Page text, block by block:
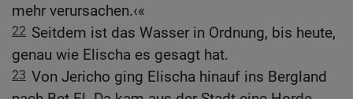
mehr verursachen.‹«
22 Seitdem ist das Wasser in Ordnung, bis heute,
genau wie Elischa es gesagt hat.
23 Von Jericho ging Elischa hinauf ins Bergland